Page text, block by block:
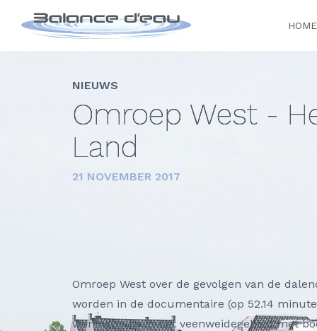
HOME
NIEUWS
Omroep West -
Land
21 NOVEMBER 2017
Omroep West over de gevolgen van de
worden in de documentaire (op 52.14
woningbouw in het veenweidegebied met